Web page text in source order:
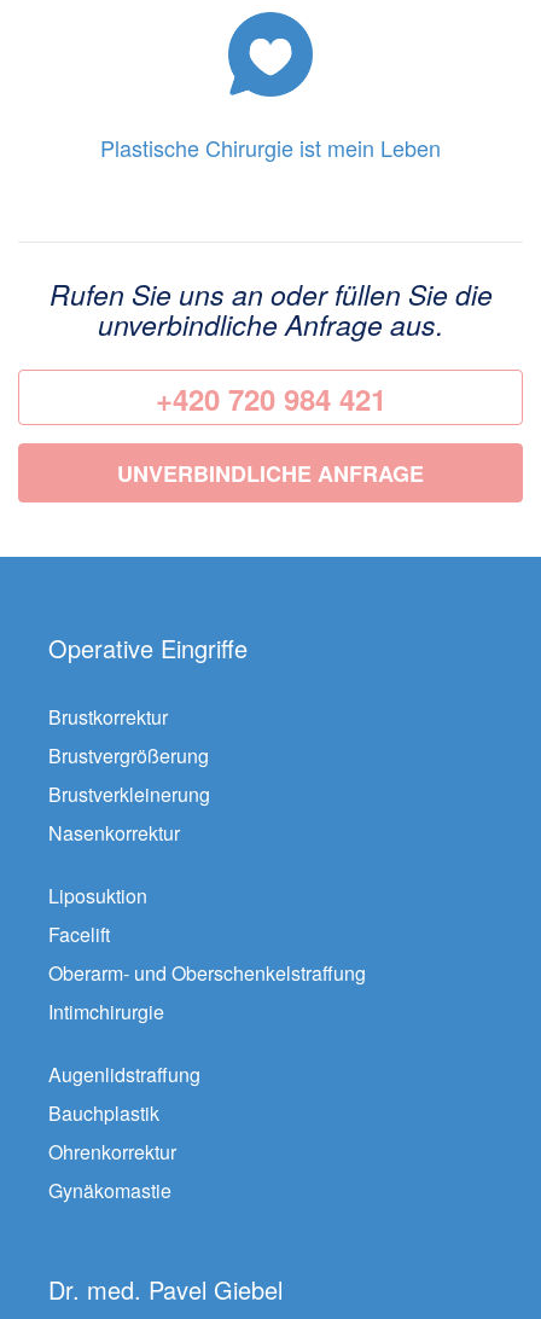
Plastische Chirurgie ist mein Leben
Rufen Sie uns an oder füllen Sie die
unverbindliche Anfrage aus.
+420 720 984 421
UNVERBINDLICHE ANFRAGE
Operative Eingriffe
Brustkorrektur
Brustvergrößerung
Brustverkleinerung
Nasenkorrektur
Liposuktion
Facelift
Oberarm- und Oberschenkelstraffung
Intimchirurgie
Augenlidstraffung
Bauchplastik
Ohrenkorrektur
Gynäkomastie
Dr. med. Pavel Giebel